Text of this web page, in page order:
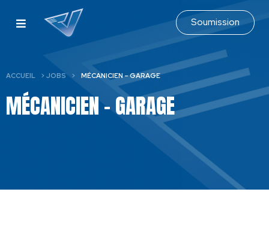
Soumission
ACCUEIL > JOBS > MÉCANICIEN – GARAGE
MÉCANICIEN – GARAGE